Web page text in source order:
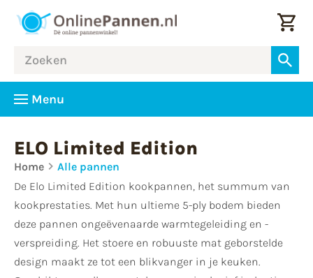
Menu
ELO Limited Edition
Home
Alle pannen
De Elo Limited Edition kookpannen, het summum van
kookprestaties. Met hun ultieme 5-ply bodem bieden
deze pannen ongeëvenaarde warmtegeleiding en -
verspreiding. Het stoere en robuuste mat geborstelde
design maakt ze tot een blikvanger in je keuken.